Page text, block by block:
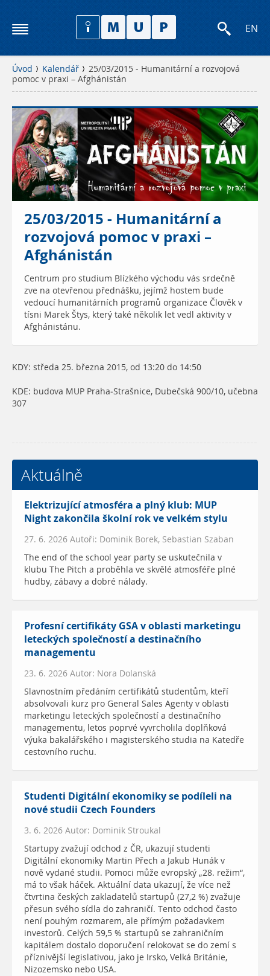
EN
Úvod Kalendář
25/03/2015 - Humanitární a rozvojová
pomoc v praxi – Afghánistán
25/03/2015 - Humanitární a
rozvojová pomoc v praxi –
Afghánistán
Centrum pro studium Blízkého východu vás srdečně
zve na otevřenou přednášku, jejímž hostem bude
vedoucí humanitárních programů organizace Člověk v
tísni Marek Štys, který také několik let vedl aktivity v
Afghánistánu.
KDY: středa 25. března 2015, od 13:20 do 14:50
KDE: budova MUP Praha-Strašnice, Dubečská 900/10, učebna
307
Aktuálně
Elektrizující atmosféra a plný klub: MUP
Night zakončila školní rok ve velkém stylu
27. 6. 2026 Autoři: Dominik Borek, Sebastian Szaban
The end of the school year party se uskutečnila v
klubu The Pitch a proběhla ve skvělé atmosféře plné
hudby, zábavy a dobré nálady.
Profesní certifikáty GSA v oblasti marketingu
leteckých společností a destinačního
managementu
23. 6. 2026 Autor: Nora Dolanská
Slavnostním předáním certifikátů studentům, kteří
absolvovali kurz pro General Sales Agenty v oblasti
marketingu leteckých společností a destinačního
managementu, letos poprvé vyvrcholila doplňková
výuka bakalářského i magisterského studia na Katedře
cestovního ruchu.
Studenti Digitální ekonomiky se podíleli na
nové studii Czech Founders
3. 6. 2026 Autor: Dominik Stroukal
Startupy zvažují odchod z ČR, ukazují studenti
Digitální ekonomiky Martin Přech a Jakub Hunák v
nově vydané studii. Pomoci může evropský „28. režim“,
má to však háček. Aktuální data ukazují, že více než
čtvrtina českých zakladatelů startupů (27,2 %) zvažuje
přesun svého sídla do zahraničí. Tento odchod často
není pouhým rozmarem, ale přímým požadavkem
investorů. Celých 59,5 % startupů se zahraničním
kapitálem dostalo doporučení relokovat se do zemí s
příznivější legislativou, jako je Irsko, Velká Británie,
Nizozemsko nebo USA.